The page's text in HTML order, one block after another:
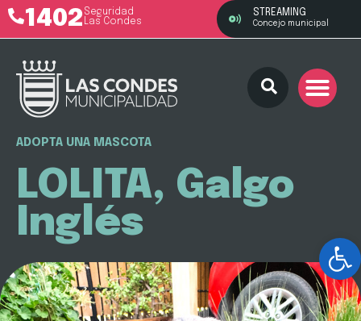
1402 Seguridad
Las Condes
STREAMING
Concejo municipal
ADOPTA UNA MASCOTA
LOLITA, Galgo
Inglés